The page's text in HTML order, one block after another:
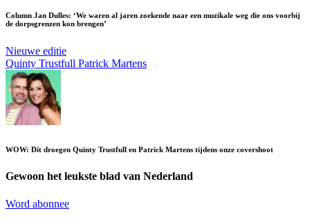
Column Jan Dulles: ‘We waren al jaren zoekende naar een muzikale weg die ons voorbij
de dorpsgrenzen kon brengen’
Nieuwe editie
Quinty Trustfull Patrick Martens
WOW: Dít droegen Quinty Trustfull en Patrick Martens tijdens onze covershoot
Gewoon het leukste blad van Nederland
Word abonnee